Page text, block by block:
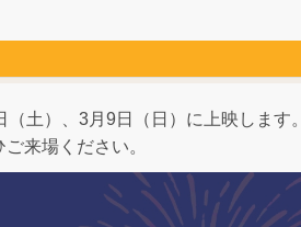
土）、3月9日（日）に上映します。
来場ください。